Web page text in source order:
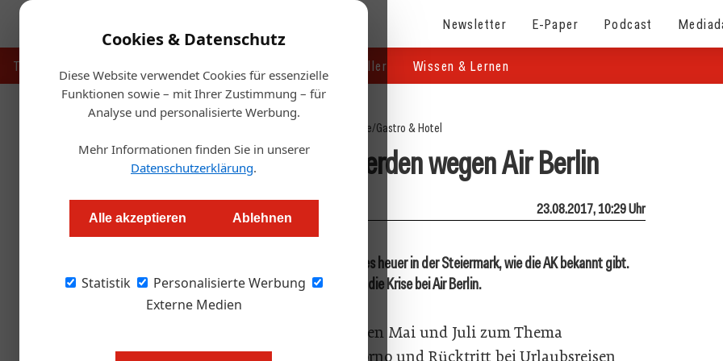
Cookies & Datenschutz
Diese Website verwendet Cookies für essenzielle
Funktionen sowie – mit Ihrer Zustimmung – für
Analyse und personalisierte Werbung.
Mehr Informationen finden Sie in unserer
Datenschutzerklärung.
Alle akzeptieren Ablehnen
Statistik
Personalisierte Werbung
Externe Medien
Newsletter E-Paper Podcast
Touristik Handel & Hersteller Wissen & Lernen
Startseite/Gastro & Hotel
Mehr Reisebeschwerden wegen Air Berlin
Redaktion 23.08.2017, 10:29 Uhr
Rund 60 Prozent mehr Reisebeschwerden gab es heuer in der Steiermark, wie die AK bekannt gibt.
Grund für den rapiden Anstieg ist in erster Linie die Krise bei Air Berlin.
Rund 600 Anfragen wurden zwischen Mai und Juli zum Thema
Gewährleistung, Schadenersatz, Storno und Rücktritt bei Urlaubsreisen